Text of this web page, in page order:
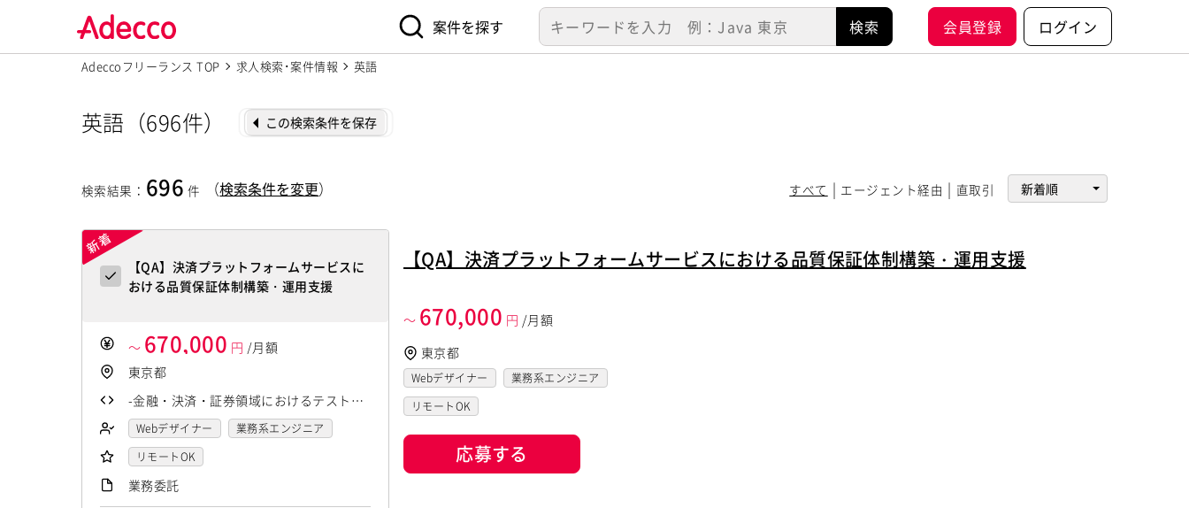
案件を探す 会員登録 ログイン
Adeccoフリーランス TOP 求人検索･案件情報 英語
英語（696件） この検索条件を保存
検索結果 ： 696 件 （検索条件を変更） すべて エージェント経由 直取引
【QA】決済プラットフォームサービスに
おける品質保証体制構築・運用支援
～ 670,000 円 /月額
東京都
-金融・決済・証券領域におけるテスト設
計・品質保証マネジメント・品質担保の
経験 -ドキュメント類が未整備な環境下
Webデザイナー
業務系エンジニア
リモートOK
業務委託
【QA】決済プラットフォームサービスにおける品質保証体制構築・運用支援
～ 670,000 円 /月額
東京都
Webデザイナー
業務系エンジニア
リモートOK
応募する